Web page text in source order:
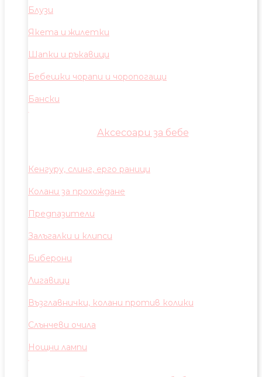
Блузи
Якета и жилетки
Шапки и ръкавици
Бебешки чорапи и чоропогащи
Бански
Аксесоари за бебе
Кенгуру, слинг, ерго раници
Колани за прохождане
Предпазители
Залъгалки и клипси
Биберони
Лигавици
Възглавнички, колани против колики
Слънчеви очила
Нощни лампи